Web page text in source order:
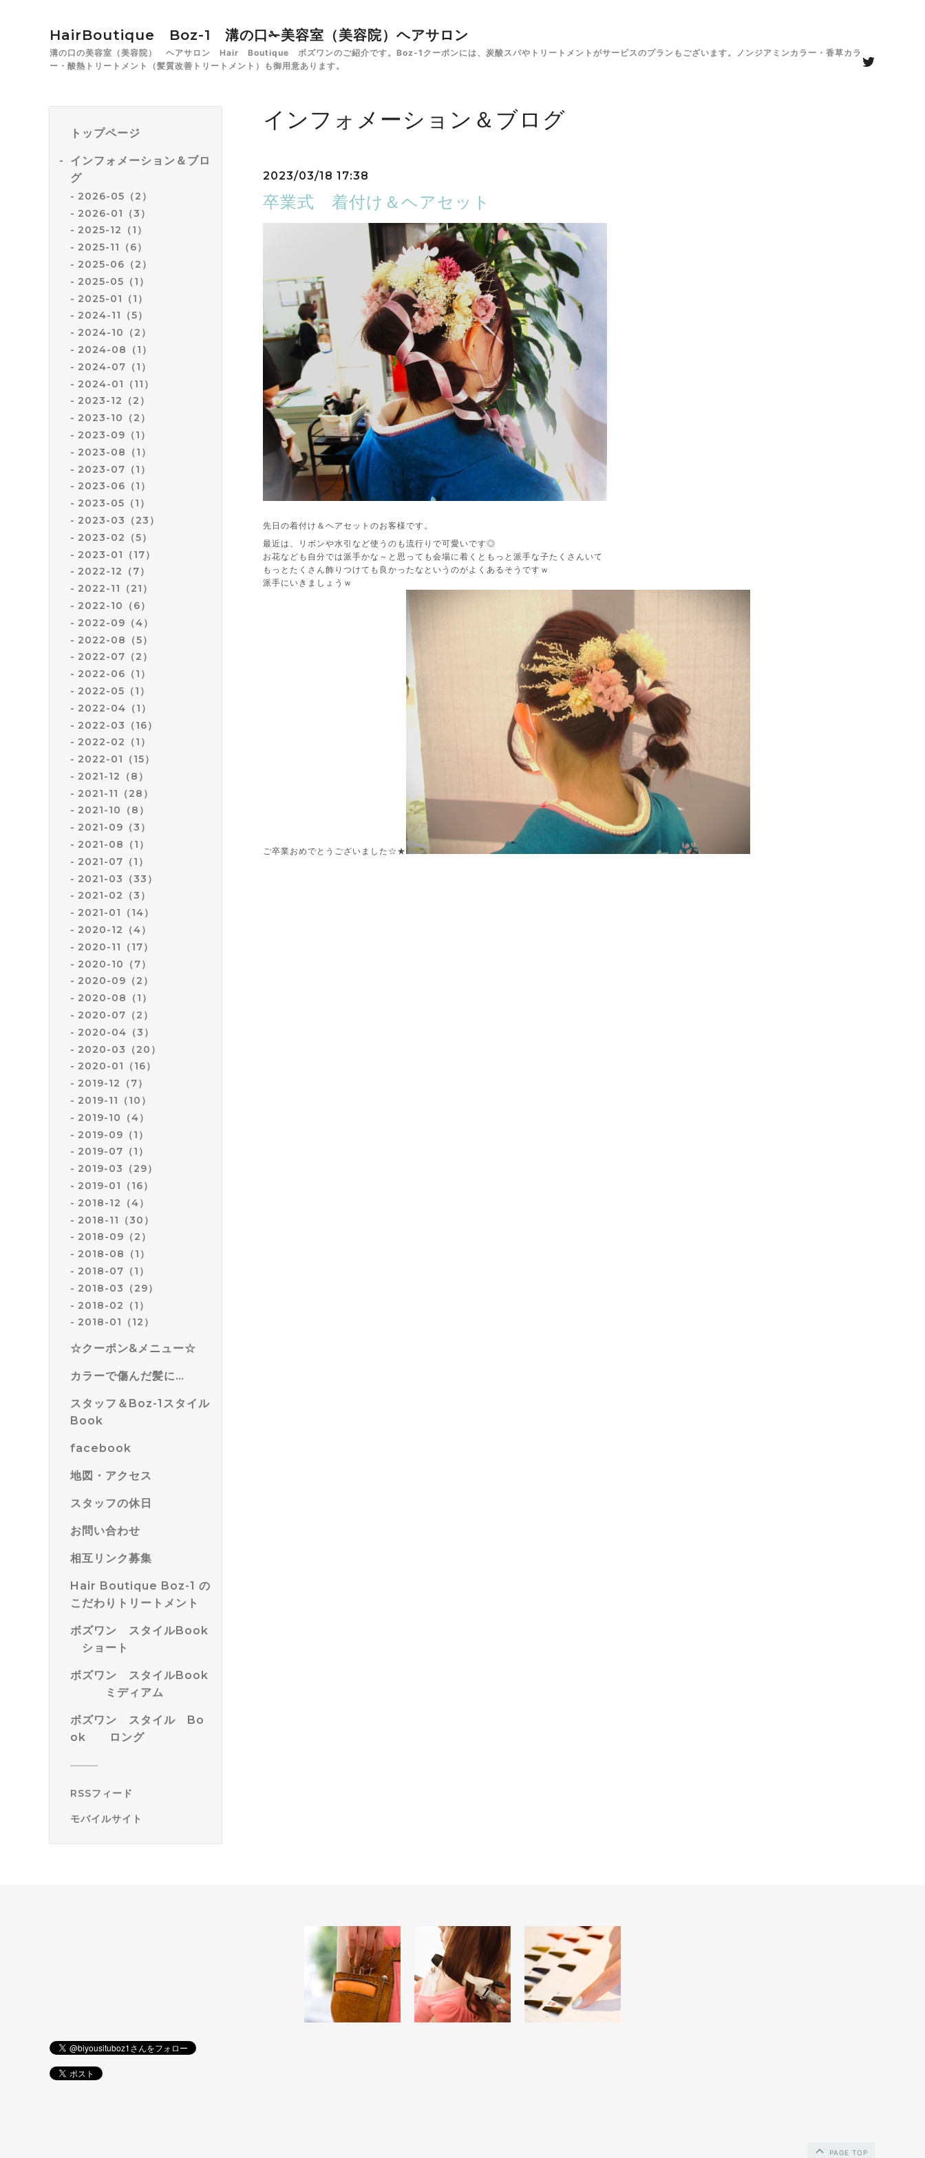
HairBoutique Boz-1 溝の口✁美容室（美容院）ヘアサロン
溝の口の美容室（美容院） ヘアサロン Hair Boutique ボズワンのご紹介です。Boz-1クーポンには、炭酸スパやトリートメントがサービスのプランもございます。ノンジアミンカラー・香草カラ
ー・酸熱トリートメント（髪質改善トリートメント）も御用意あります。
トップページ
インフォメーション＆ブロ
グ
2026-05（2）
2026-01（3）
2025-12（1）
2025-11（6）
2025-06（2）
2025-05（1）
2025-01（1）
2024-11（5）
2024-10（2）
2024-08（1）
2024-07（1）
2024-01（11）
2023-12（2）
2023-10（2）
2023-09（1）
2023-08（1）
2023-07（1）
2023-06（1）
2023-05（1）
2023-03（23）
2023-02（5）
2023-01（17）
2022-12（7）
2022-11（21）
2022-10（6）
2022-09（4）
2022-08（5）
2022-07（2）
2022-06（1）
2022-05（1）
2022-04（1）
2022-03（16）
2022-02（1）
2022-01（15）
2021-12（8）
2021-11（28）
2021-10（8）
2021-09（3）
2021-08（1）
2021-07（1）
2021-03（33）
2021-02（3）
2021-01（14）
2020-12（4）
2020-11（17）
2020-10（7）
2020-09（2）
2020-08（1）
2020-07（2）
2020-04（3）
2020-03（20）
2020-01（16）
2019-12（7）
2019-11（10）
2019-10（4）
2019-09（1）
2019-07（1）
2019-03（29）
2019-01（16）
2018-12（4）
2018-11（30）
2018-09（2）
2018-08（1）
2018-07（1）
2018-03（29）
2018-02（1）
2018-01（12）
☆クーポン&メニュー☆
カラーで傷んだ髪に…
スタッフ＆Boz-1スタイル
Book
facebook
地図・アクセス
スタッフの休日
お問い合わせ
相互リンク募集
Hair Boutique Boz-1 の
こだわりトリートメント
ボズワン スタイルBook
ショート
ボズワン スタイルBook
ミディアム
ボズワン スタイル Bo
ok ロング
RSSフィード
モバイルサイト
インフォメーション＆ブログ
2023/03/18 17:38
卒業式 着付け＆ヘアセット
先日の着付け＆ヘアセットのお客様です。
最近は、リボンや水引など使うのも流行りで可愛いです◎
お花なども自分では派手かな～と思っても会場に着くともっと派手な子たくさんいて
もっとたくさん飾りつけても良かったなというのがよくあるそうですｗ
派手にいきましょうｗ
ご卒業おめでとうございました☆★
PAGE TOP